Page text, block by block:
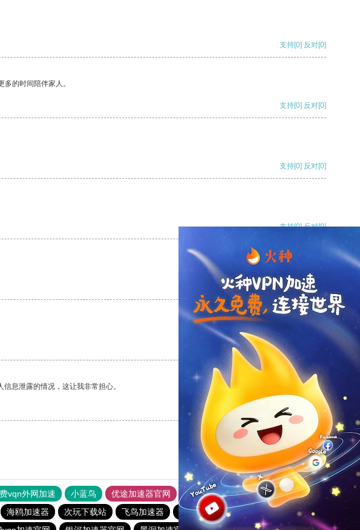
支持[0] 反对[0]
的时间陪伴家人。
支持[0] 反对[0]
支持[0] 反对[0]
支持[0] 反对[0]
支持[0] 反对
支持
息泄露的情况，这让我非常担心。
支持 反对 [0]
vqn外网加速 小蓝鸟 优途加速器官网 风驰加速器 旋风加速器
八戒看书
海鸥加速器 次玩下载站 飞鸟加速器 元链加速器 quickq
加速器哪个好用